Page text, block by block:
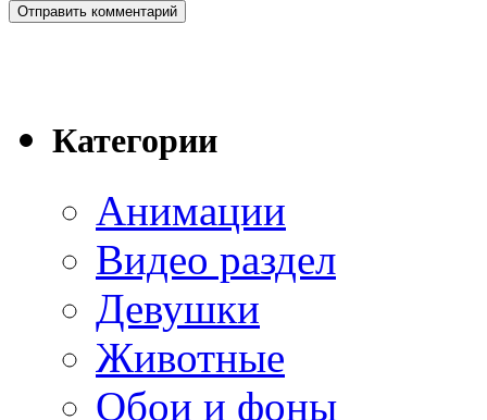
Категории
Анимации
Видео раздел
Девушки
Животные
Обои и фоны